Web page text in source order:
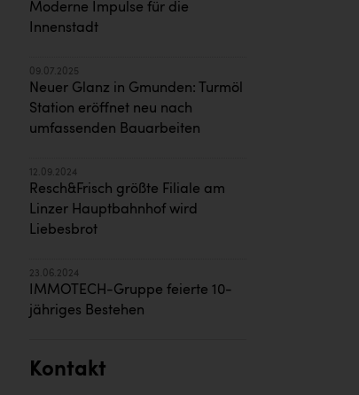
Moderne Impulse für die
Innenstadt
09.07.2025
Neuer Glanz in Gmunden: Turmöl
Station eröffnet neu nach
umfassenden Bauarbeiten
12.09.2024
Resch&Frisch größte Filiale am
Linzer Hauptbahnhof wird
Liebesbrot
23.06.2024
IMMOTECH-Gruppe feierte 10-
jähriges Bestehen
Kontakt